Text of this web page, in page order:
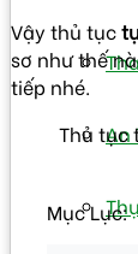
An
Vậy thủ tục
sơ như thế
tiếp nhé.
Thủ tục
Mục Lục: